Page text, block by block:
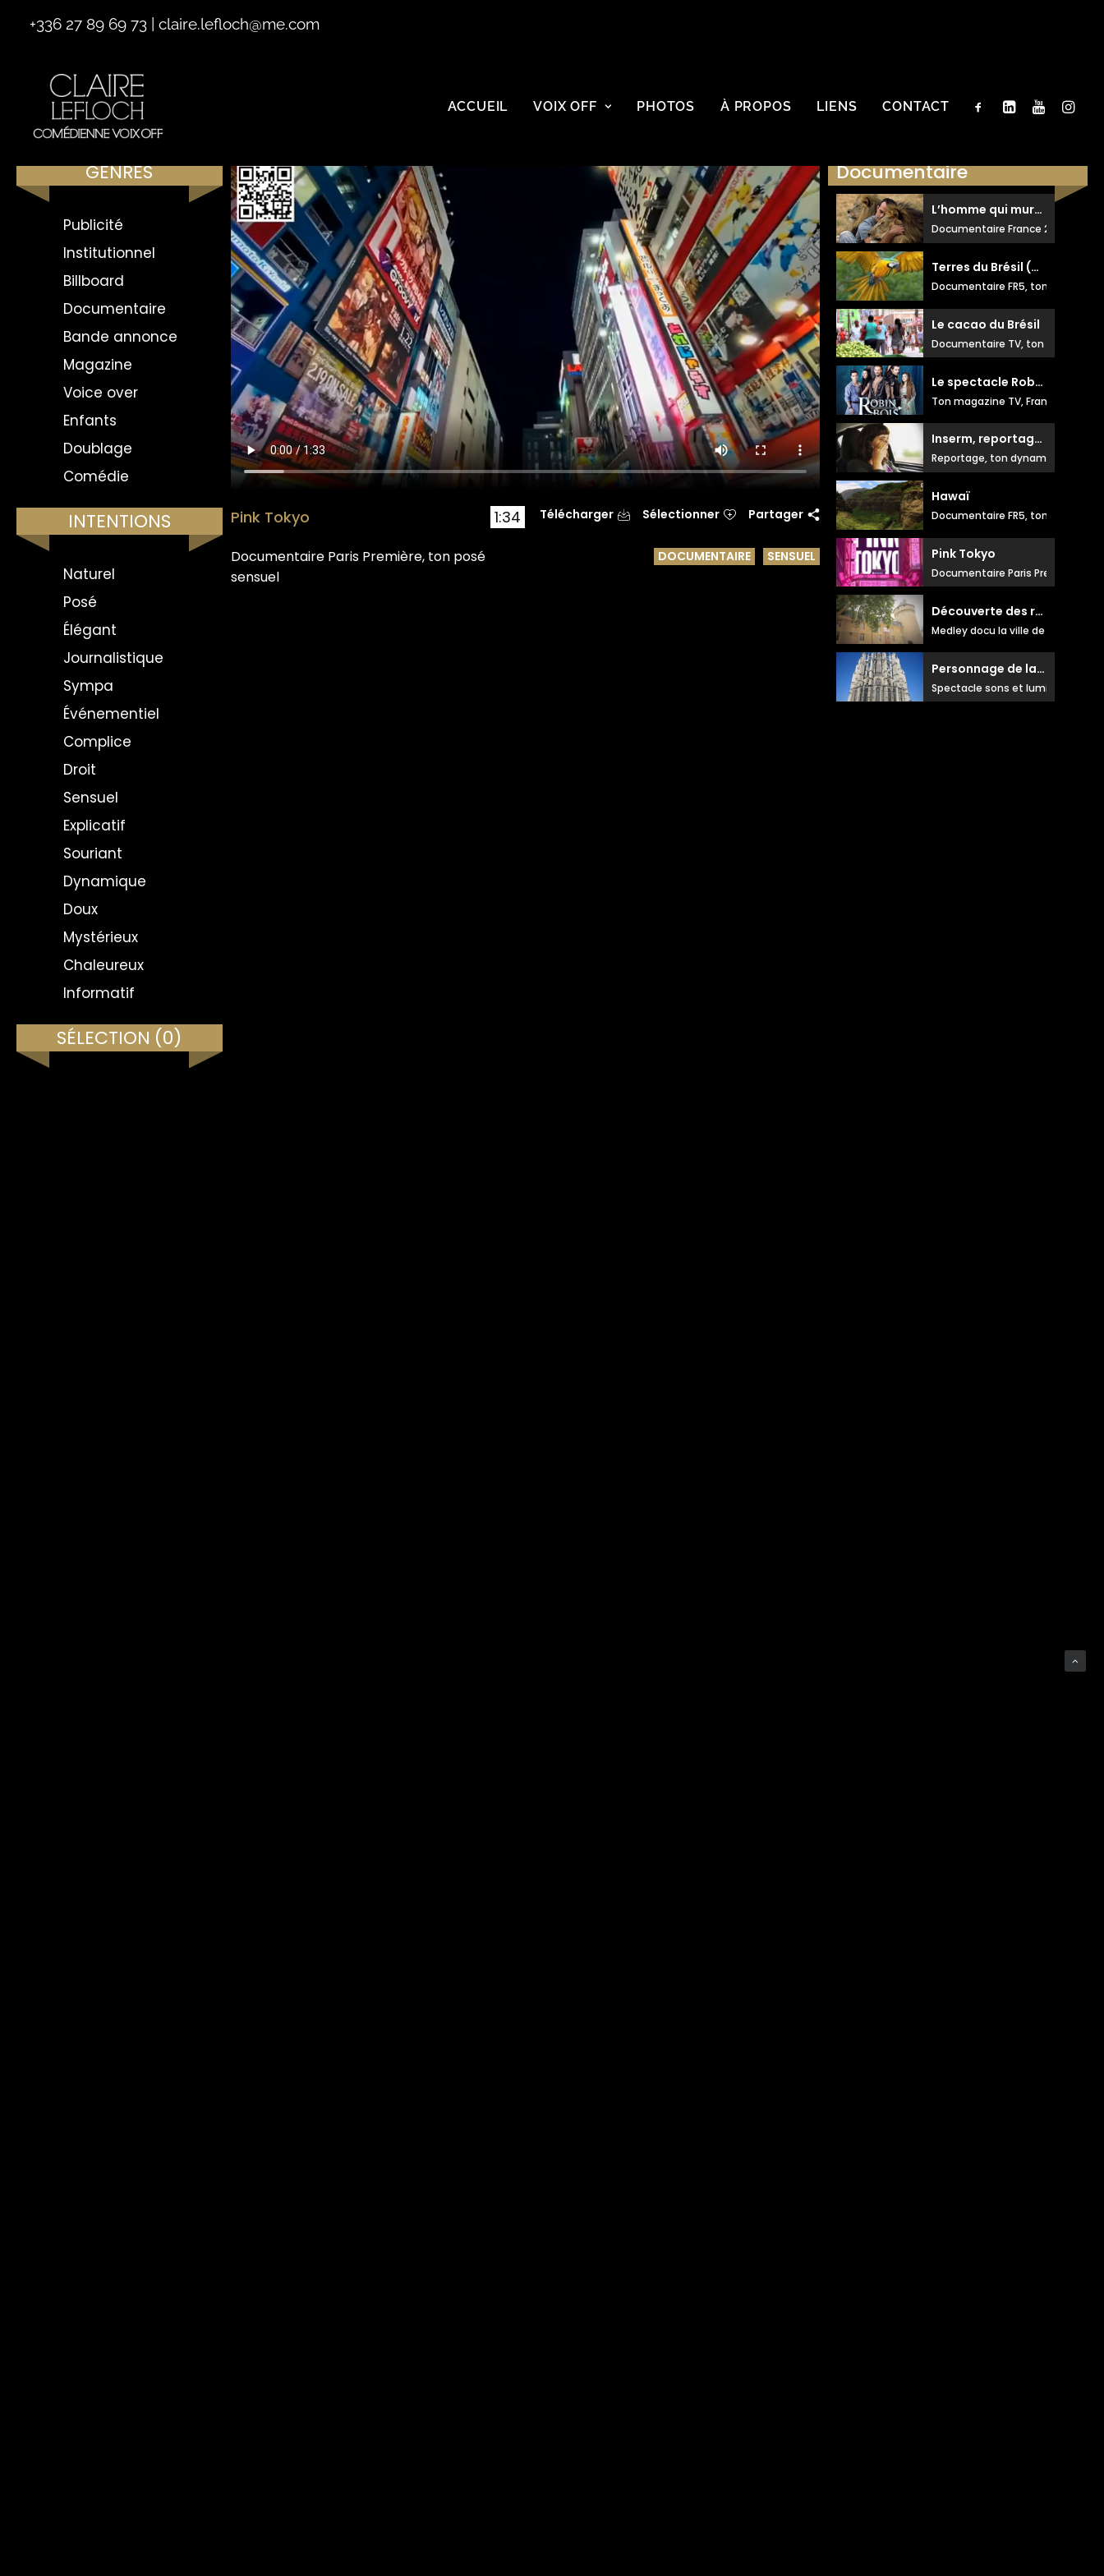
+336 27 89 69 73 claire.lefloch@me.com
ACCUEIL VOIX OFF PHOTOS À PROPOS LIENS CONTACT
GENRES
Publicité
Institutionnel
Billboard
Documentaire
Bande annonce
Magazine
Voice over
Enfants
Doublage
Comédie
INTENTIONS
Naturel
Posé
Élégant
Journalistique
Sympa
Événementiel
Complice
Droit
Sensuel
Explicatif
Souriant
Dynamique
Doux
Mystérieux
Chaleureux
Informatif
SÉLECTION (0)
Pink Tokyo 1:34
Documentaire Paris Première, ton posé
sensuel
Télécharger Sélectionner Partager
DOCUMENTAIRE SENSUEL
Documentaire
L’homme qui murmure à l’oreille des lions
Documentaire France 2, ton
Terres du Brésil (5 épisodes)
Documentaire FR5, ton posé
Le cacao du Brésil
Documentaire TV, ton informatif
Le spectacle Robin des bois
Ton magazine TV, France 2
Inserm, reportage sur la somnolence
Reportage, ton dynamique doux
Hawaï
Documentaire FR5, ton engagé,
Pink Tokyo
Documentaire Paris Première,
Découverte des régions
Medley docu la ville de Tours, ton
Personnage de la salamandre pour spectacle sons et lumières
Spectacle sons et lumières, ton